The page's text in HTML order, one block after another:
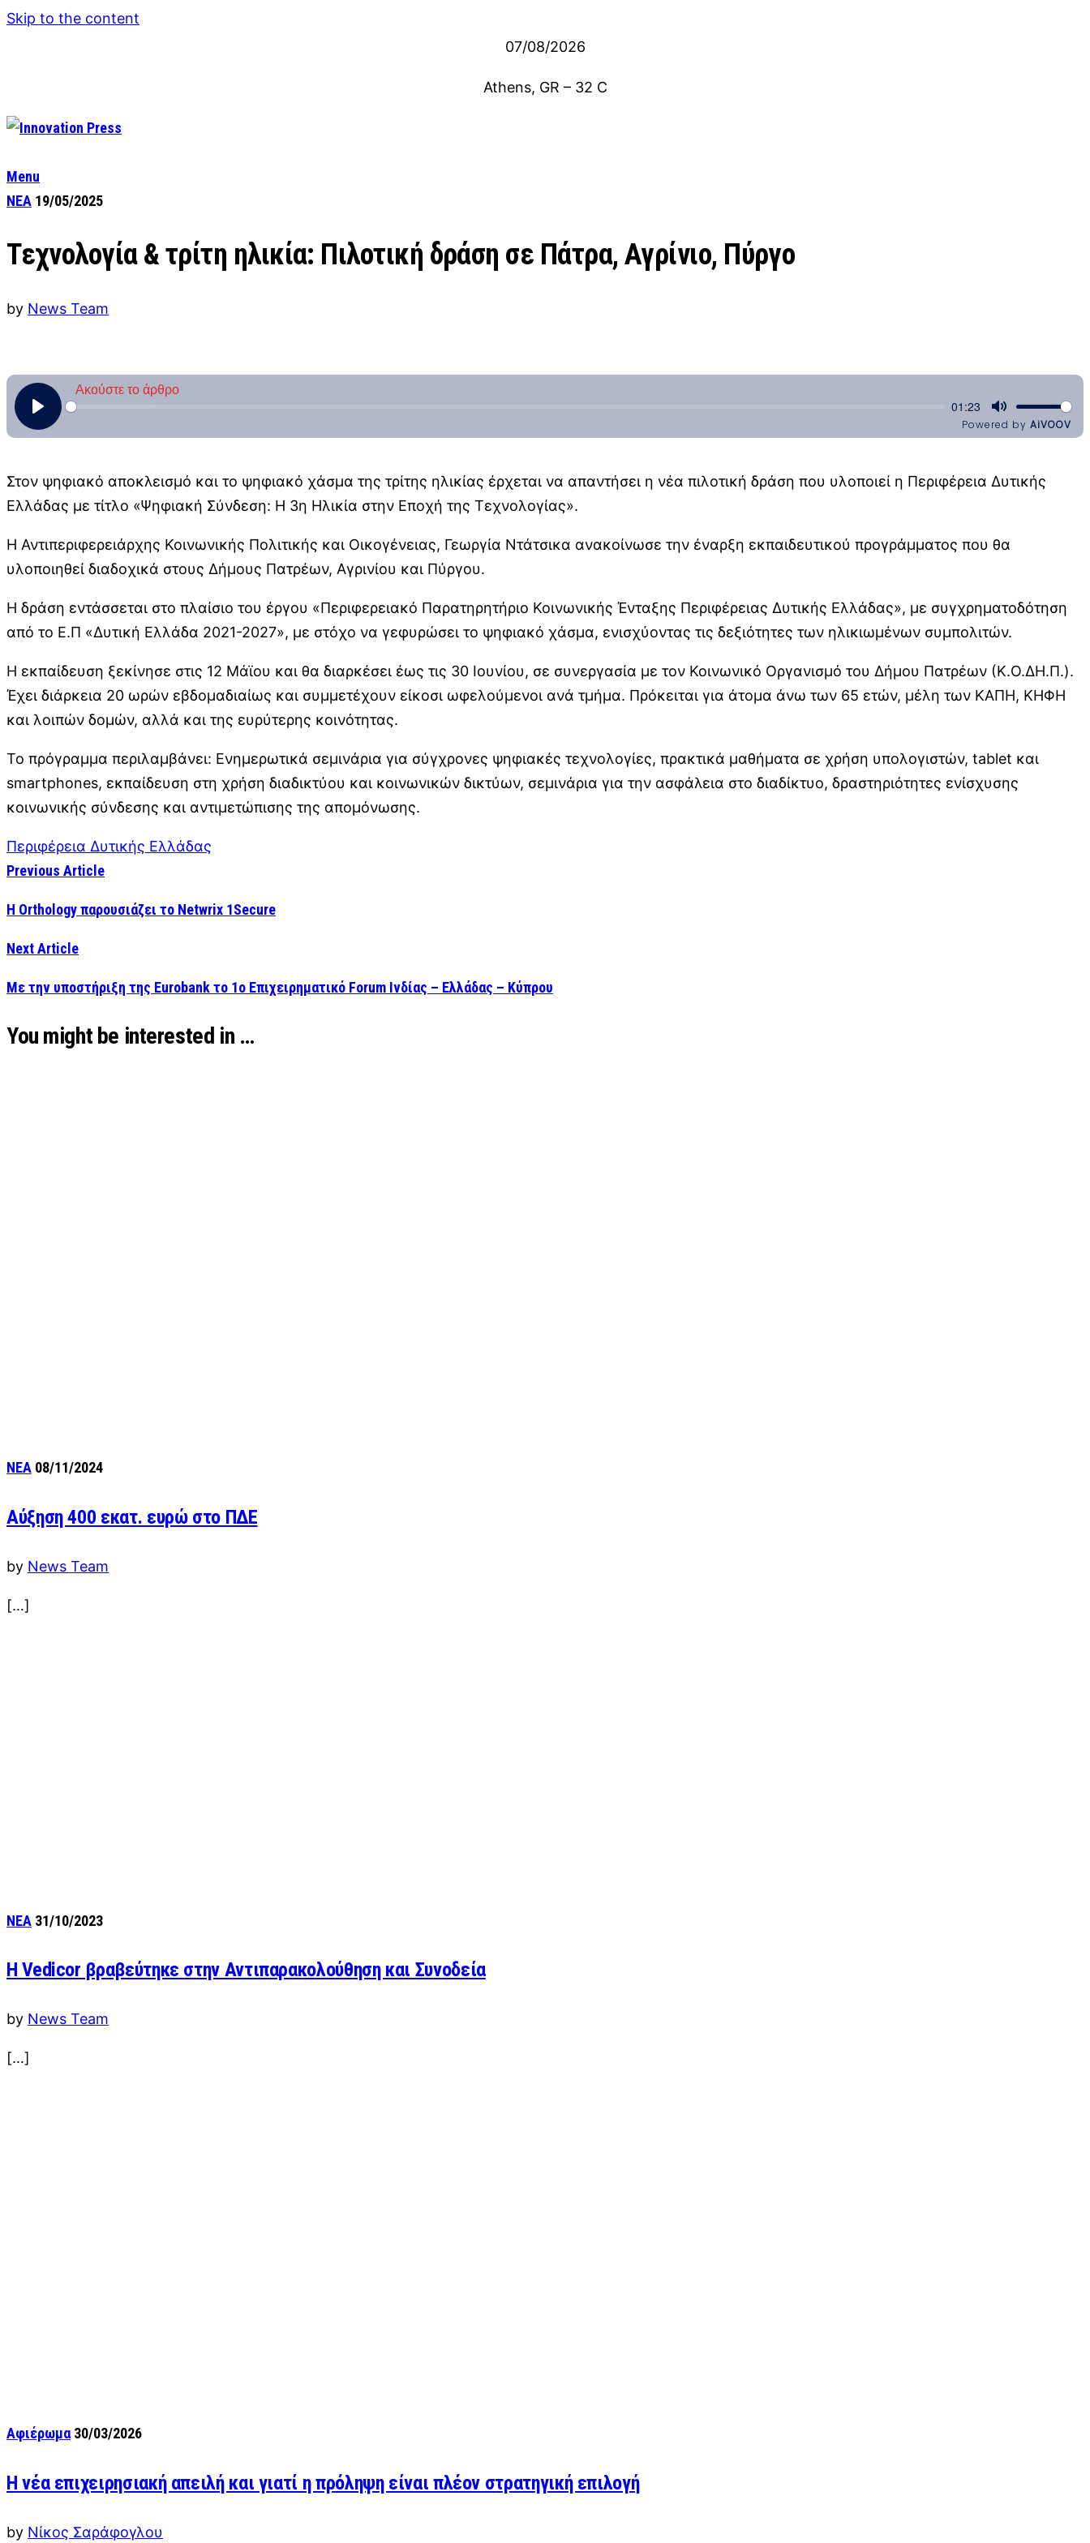
Skip to the content
07/08/2026
Athens, GR – 32 C
Menu
ΝΕΑ 19/05/2025
Tεχνολογία & τρίτη ηλικία: Πιλοτική δράση σε Πάτρα, Αγρίνιο, Πύργο
by News Team
Στον ψηφιακό αποκλεισμό και το ψηφιακό χάσμα της τρίτης ηλικίας έρχεται να απαντήσει η νέα πιλοτική δράση που υλοποιεί η Περιφέρεια Δυτικής
Ελλάδας με τίτλο «Ψηφιακή Σύνδεση: Η 3η Ηλικία στην Εποχή της Τεχνολογίας».
Η Αντιπεριφερειάρχης Κοινωνικής Πολιτικής και Οικογένειας, Γεωργία Ντάτσικα ανακοίνωσε την έναρξη εκπαιδευτικού προγράμματος που θα
υλοποιηθεί διαδοχικά στους Δήμους Πατρέων, Αγρινίου και Πύργου.
Η δράση εντάσσεται στο πλαίσιο του έργου «Περιφερειακό Παρατηρητήριο Κοινωνικής Ένταξης Περιφέρειας Δυτικής Ελλάδας», με συγχρηματοδότηση
από το Ε.Π «Δυτική Ελλάδα 2021-2027», με στόχο να γεφυρώσει το ψηφιακό χάσμα, ενισχύοντας τις δεξιότητες των ηλικιωμένων συμπολιτών.
Η εκπαίδευση ξεκίνησε στις 12 Μάϊου και θα διαρκέσει έως τις 30 Ιουνίου, σε συνεργασία με τον Κοινωνικό Οργανισμό του Δήμου Πατρέων (Κ.Ο.ΔΗ.Π.).
Έχει διάρκεια 20 ωρών εβδομαδιαίως και συμμετέχουν είκοσι ωφελούμενοι ανά τμήμα. Πρόκειται για άτομα άνω των 65 ετών, μέλη των ΚΑΠΗ, ΚΗΦΗ
και λοιπών δομών, αλλά και της ευρύτερης κοινότητας.
Το πρόγραμμα περιλαμβάνει: Ενημερωτικά σεμινάρια για σύγχρονες ψηφιακές τεχνολογίες, πρακτικά μαθήματα σε χρήση υπολογιστών, tablet και
smartphones, εκπαίδευση στη χρήση διαδικτύου και κοινωνικών δικτύων, σεμινάρια για την ασφάλεια στο διαδίκτυο, δραστηριότητες ενίσχυσης
κοινωνικής σύνδεσης και αντιμετώπισης της απομόνωσης.
Περιφέρεια Δυτικής Ελλάδας
Previous Article
Η Orthology παρουσιάζει το Netwrix 1Secure
Next Article
Με την υποστήριξη της Eurobank το 1ο Επιχειρηματικό Forum Ινδίας – Ελλάδας – Κύπρου
You might be interested in …
ΝΕΑ 08/11/2024
Αύξηση 400 εκατ. ευρώ στο ΠΔΕ
by News Team
[…]
ΝΕΑ 31/10/2023
Η Vedicor βραβεύτηκε στην Αντιπαρακολούθηση και Συνοδεία
by News Team
[…]
Αφιέρωμα 30/03/2026
Η νέα επιχειρησιακή απειλή και γιατί η πρόληψη είναι πλέον στρατηγική επιλογή
by Νίκος Σαράφογλου